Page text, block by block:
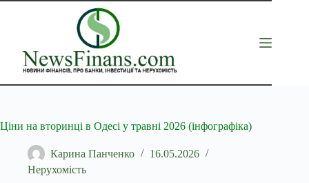
Перейти
Ціни на вторинці в Одесі у травні 2026 (інфографіка)
Карина Панченко
16.05.2026
Нерухомість